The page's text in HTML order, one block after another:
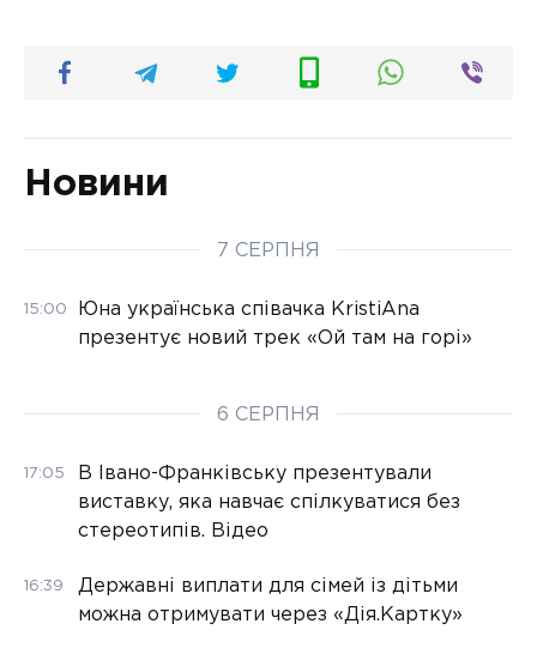
Новини
7 СЕРПНЯ
15:00
Юна українська співачка KristiAna
презентує новий трек «Ой там на горі»
6 СЕРПНЯ
17:05
В Івано-Франківську презентували
виставку, яка навчає спілкуватися без
стереотипів. Відео
16:39
Державні виплати для сімей із дітьми
можна отримувати через «Дія.Картку»